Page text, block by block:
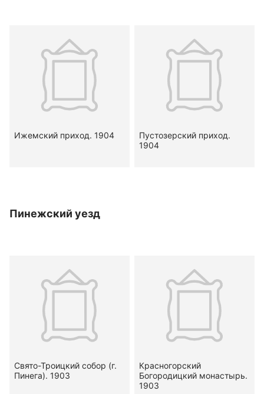
Ижемский приход. 1904
Пустозерский приход.
1904
Пинежский уезд
Свято-Троицкий собор (г.
Пинега). 1903
Красногорский
Богородицкий монастырь.
1903